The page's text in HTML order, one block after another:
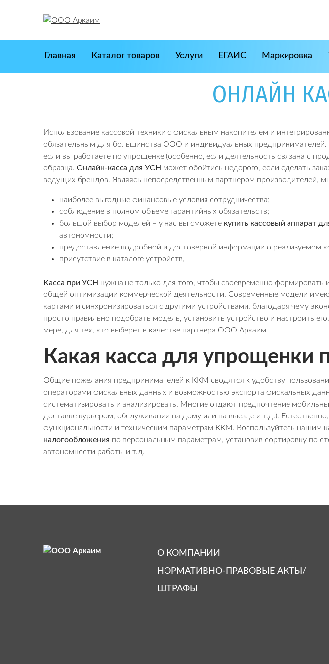
Главная Каталог товаров Услуги ЕГАИС Маркировка
ОНЛАЙН
Использование кассовой техники с фискальным накопителем и
обязательным для большинства ООО и индивидуальных
если вы работаете по упрощенке (особенно, если деятельность связана с
образца. Онлайн-касса для УСН может обойтись недорого, если сделать
ведущих брендов. Являясь непосредственным партнером производителей,
наиболее выгодные финансовые условия сотрудничества;
соблюдение в полном объеме гарантийных обязательств;
большой выбор моделей – у нас вы сможете купить кассовый аппарат
автономности;
предоставление подробной и достоверной информации о реализуемом
присутствие в каталоге устройств,
Касса при УСН нужна не только для того, чтобы своевременно
общей оптимизации коммерческой деятельности. Современные модели
картами и синхронизироваться с другими устройствами, благодаря чему
просто правильно подобрать модель, установить устройство и настроить
мере, для тех, кто выберет в качестве партнера ООО Аркаим.
Какая касса для упрощенки
Общие пожелания предпринимателей к ККМ сводятся к удобству
операторами фискальных данных и возможностью экспорта фискальных
систематизировать и анализировать. Многие отдают предпочтение
доставке курьером, обслуживании на дому или на выезде и т.д.).
функциональности и техническим параметрам ККМ. Воспользуйтесь нашим
налогообложения по персональным параметрам, установив сортировку по
автономности работы и т.д.
О КОМПАНИИ
НОРМАТИВНО-ПРАВОВЫЕ АКТЫ/
ШТРАФЫ